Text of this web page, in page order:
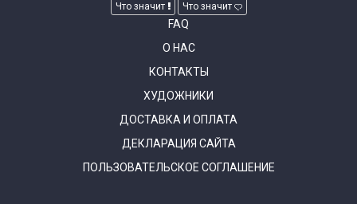
Что значит Что значит
FAQ
О НАС
КОНТАКТЫ
ХУДОЖНИКИ
ДОСТАВКА И ОПЛАТА
ДЕКЛАРАЦИЯ САЙТА
ПОЛЬЗОВАТЕЛЬСКОЕ СОГЛАШЕНИЕ